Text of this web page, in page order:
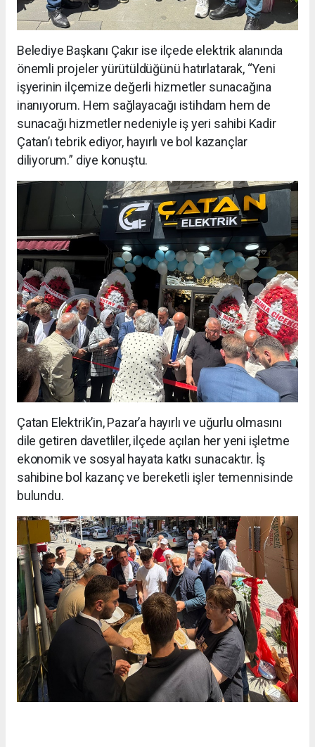
Belediye Başkanı Çakır ise ilçede elektrik alanında
önemli projeler yürütüldüğünü hatırlatarak, “Yeni
işyerinin ilçemize değerli hizmetler sunacağına
inanıyorum. Hem sağlayacağı istihdam hem de
sunacağı hizmetler nedeniyle iş yeri sahibi Kadir
Çatan’ı tebrik ediyor, hayırlı ve bol kazançlar
diliyorum.” diye konuştu.
Çatan Elektrik’in, Pazar’a hayırlı ve uğurlu olmasını
dile getiren davetliler, ilçede açılan her yeni işletme
ekonomik ve sosyal hayata katkı sunacaktır. İş
sahibine bol kazanç ve bereketli işler temennisinde
bulundu.